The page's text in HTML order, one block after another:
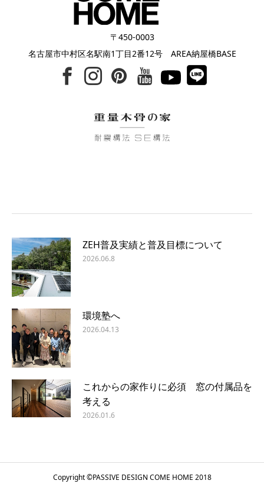
〒450-0003
名古屋市中村区名駅南1丁目2番12号 AREA納屋橋BASE
ZEH普及実績と普及目標について
2026.06.8
環境塾へ
2026.04.13
これからの家作りに必須 窓の付属品を
考える
2026.01.6
Copyright ©PASSIVE DESIGN COME HOME 2018